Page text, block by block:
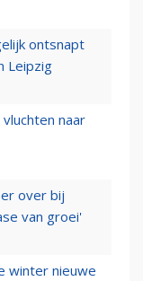
ontsnapt
Leipzig
naar
over bij
van groei'
winter nieuwe